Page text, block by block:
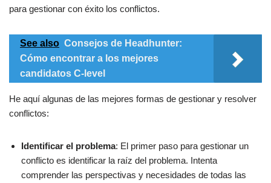
para gestionar con éxito los conflictos.
See also Consejos de Headhunter:
Cómo encontrar a los mejores
candidatos C-level
He aquí algunas de las mejores formas de gestionar y resolver
conflictos:
Identificar el problema: El primer paso para gestionar un
conflicto es identificar la raíz del problema. Intenta
comprender las perspectivas y necesidades de todas las